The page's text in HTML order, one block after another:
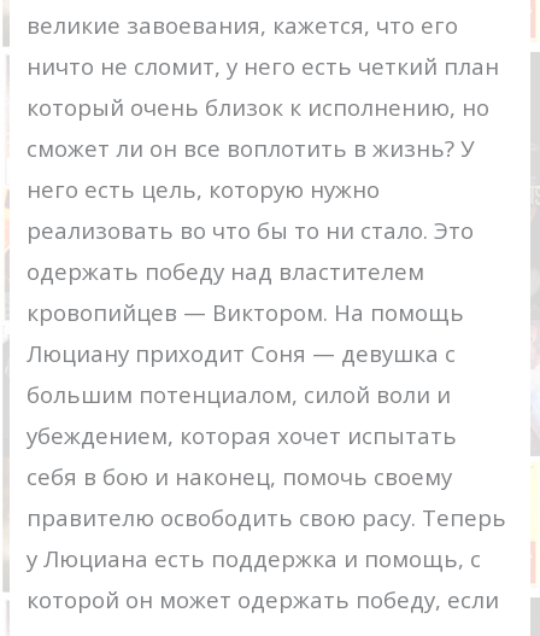
великие завоевания, кажется, что его
ничто не сломит, у него есть четкий план
который очень близок к исполнению, но
сможет ли он все воплотить в жизнь? У
него есть цель, которую нужно
реализовать во что бы то ни стало. Это
одержать победу над властителем
кровопийцев — Виктором. На помощь
Люциану приходит Соня — девушка с
большим потенциалом, силой воли и
убеждением, которая хочет испытать
себя в бою и наконец, помочь своему
правителю освободить свою расу. Теперь
у Люциана есть поддержка и помощь, с
которой он может одержать победу, если